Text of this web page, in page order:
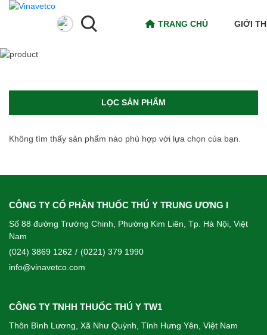
TRANG CHỦ GIỚI
LỌC SẢN PHẨM
Không tìm thấy sản phẩm nào phù hợp với lựa chọn của bạn.
CÔNG TY CỔ PHẦN THUỐC THÚ Y TRUNG ƯƠNG I
Số 88 đường Trường Chinh, Phường Kim Liên, Tp. Hà Nội, Việt
Nam
(024) 3869 1262 / (0221) 379 1990
info@vinavetco.com
CÔNG TY TNHH THUỐC THÚ Y TW1
Thôn Bình Lương, Xã Như Quỳnh, Tỉnh Hưng Yên, Việt Nam